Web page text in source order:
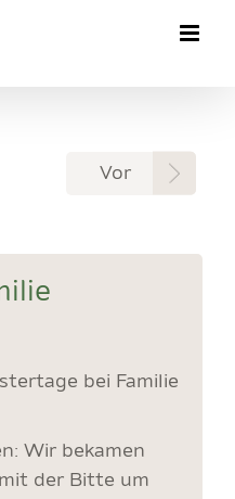
Vor
bei Familie
Wir bekamen
der Bitte um